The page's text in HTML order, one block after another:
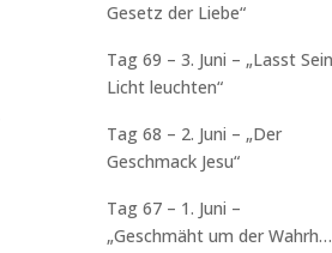
Gesetz der Liebe“
Tag 69 – 3. Juni – „Lasst Sein
Licht leuchten“
Tag 68 – 2. Juni – „Der
Geschmack Jesu“
Tag 67 – 1. Juni –
„Geschmäht um der Wahrheit